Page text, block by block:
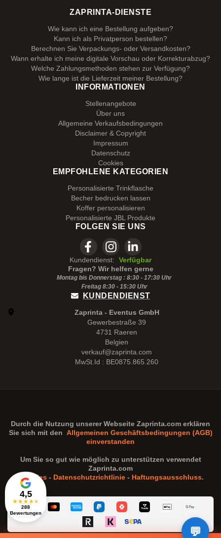
4,5
★★★★★
288
Bewertungen
ZAPRINTA-DIENSTE
Wie kann ich eine Bestellung aufgeben?
Kann ich als Privatperson bestellen?
Berechnen Sie Verpackungs- oder Versandkosten?
Wann erhalte ich meine digitale Vorschau oder Korrekturabzug?
Welche Zahlungsmethoden stehen zur Verfügung?
Wie lange ist die Lieferzeit meiner Bestellung?
INFORMATIONEN
Stellenangebote
Über uns
Allgemeine Verkaufsbedingungen
Disclaimer & Copyright
Impressum
Datenschutz
Cookies
EMPFOHLENE KATEGORIEN
Personalisierte Trinkflasche
Becher bedrucken lassen
Koffer personalisieren
Personalisierte JBL Produkte
FOLGEN SIE UNS
Kundendienst:
Verfügbar
Fragen? Wir helfen gerne
Montag bis Donnerstag : 8:30 - 17:30 Uhr
Freitag 8:30 - 15:30Uhr
KUNDENDIENST
Zaprinta - Eventus GmbH
Gewerbestraße 39
4731 Raeren
Belgien
verkauf@zaprinta.com
MwSt.Id : BE0875.865.260
Durch die Nutzung unserer Webseite Zaprinta.com erklären
Sie sich mit den Allgemeinen Geschäftsbedingungen (AGB)
einverstanden
Um Sie so gut wie möglich zu unterstützen verwendet
Zaprinta.com
Cookies - Datenschutzrichtlinie - Haftungsausschluss.